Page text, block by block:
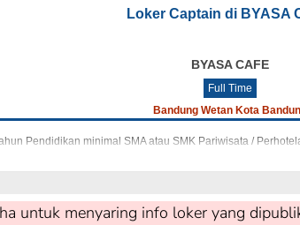
Loker Captain di BYASA
BYASA CAFE
Full Time
Bandung Wetan Kota
Pendidikan minimal SMA atau SMK Pariwisata /
untuk menyaring info loker yang